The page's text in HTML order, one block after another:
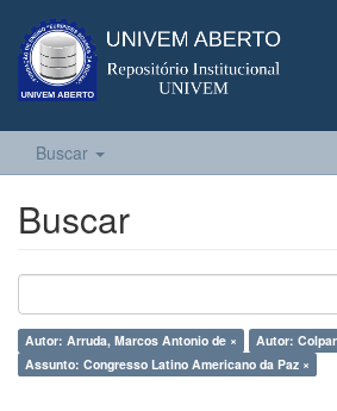
Buscar
Buscar
Autor: Arruda, Marcos Antonio de ×
Autor:
Assunto: Congresso Latino Americano da Paz ×